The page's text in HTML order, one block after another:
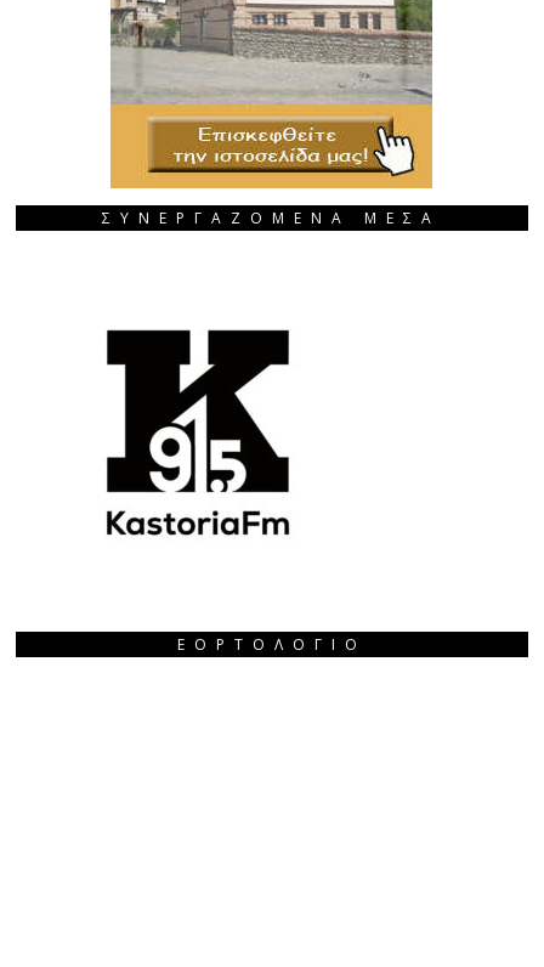
ΣΥΝΕΡΓΑΖΟΜΕΝΑ ΜΕΣΑ
ΕΟΡΤΟΛΌΓΙΟ